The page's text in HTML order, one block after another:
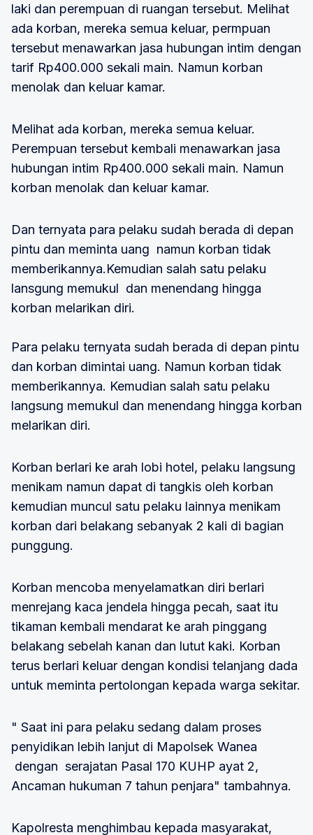
laki dan perempuan di ruangan tersebut. Melihat
ada korban, mereka semua keluar, permpuan
tersebut menawarkan jasa hubungan intim dengan
tarif Rp400.000 sekali main. Namun korban
menolak dan keluar kamar.
Melihat ada korban, mereka semua keluar.
Perempuan tersebut kembali menawarkan jasa
hubungan intim Rp400.000 sekali main. Namun
korban menolak dan keluar kamar.
Dan ternyata para pelaku sudah berada di depan
pintu dan meminta uang namun korban tidak
memberikannya.Kemudian salah satu pelaku
lansgung memukul dan menendang hingga
korban melarikan diri.
Para pelaku ternyata sudah berada di depan pintu
dan korban dimintai uang. Namun korban tidak
memberikannya. Kemudian salah satu pelaku
langsung memukul dan menendang hingga korban
melarikan diri.
Korban berlari ke arah lobi hotel, pelaku langsung
menikam namun dapat di tangkis oleh korban
kemudian muncul satu pelaku lainnya menikam
korban dari belakang sebanyak 2 kali di bagian
punggung.
Korban mencoba menyelamatkan diri berlari
menrejang kaca jendela hingga pecah, saat itu
tikaman kembali mendarat ke arah pinggang
belakang sebelah kanan dan lutut kaki. Korban
terus berlari keluar dengan kondisi telanjang dada
untuk meminta pertolongan kepada warga sekitar.
" Saat ini para pelaku sedang dalam proses
penyidikan lebih lanjut di Mapolsek Wanea
dengan serajatan Pasal 170 KUHP ayat 2,
Ancaman hukuman 7 tahun penjara" tambahnya.
Kapolresta menghimbau kepada masyarakat,